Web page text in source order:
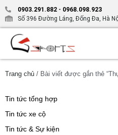
0903.291.882 - 0968.098.923
Số 396 Đường Láng, Đống Đa, Hà
Trang chủ / Bài viết được gắn thẻ
Tin tức tổng hợp
Tin tức xe cộ
Tin tức & Sự kiện